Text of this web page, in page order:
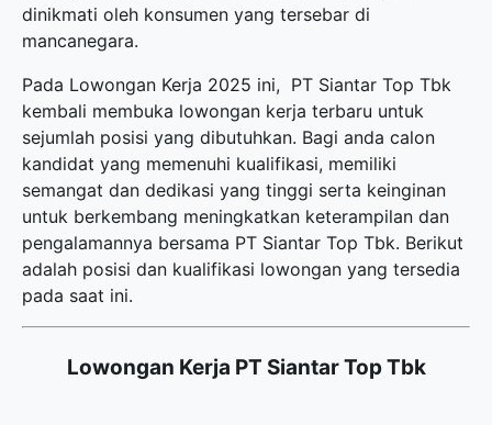
dinikmati oleh konsumen yang tersebar di
mancanegara.
Pada Lowongan Kerja 2025 ini, PT Siantar Top Tbk
kembali membuka lowongan kerja terbaru untuk
sejumlah posisi yang dibutuhkan. Bagi anda calon
kandidat yang memenuhi kualifikasi, memiliki
semangat dan dedikasi yang tinggi serta keinginan
untuk berkembang meningkatkan keterampilan dan
pengalamannya bersama PT Siantar Top Tbk. Berikut
adalah posisi dan kualifikasi lowongan yang tersedia
pada saat ini.
Lowongan Kerja PT Siantar Top Tbk